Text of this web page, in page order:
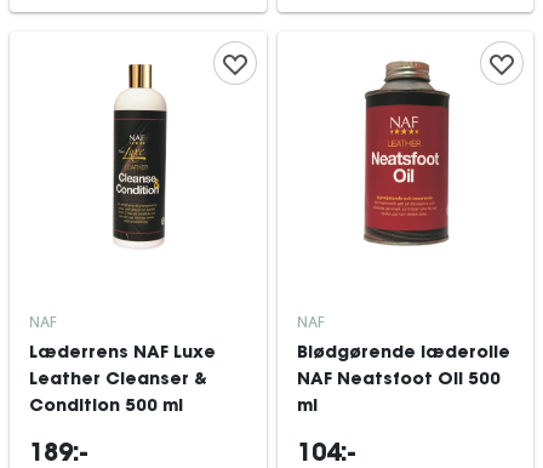
NAF
Læderrens NAF Luxe
Leather Cleanser &
Condition 500 ml
189:-
NAF
Blødgørende læderolie
NAF Neatsfoot Oil 500
ml
104:-